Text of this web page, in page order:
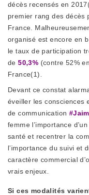
décès recensés en 2017
premier rang des décès
France.
organisé est encore en
le taux de participation
de50,3% (contre 52%
France(1)
Devant ce constat
éveiller les consciences
de communication
femme l’importance
santé et recentrer la
l’importance du suivi et
caractère commercial
vrais enjeux.
Si ces modalités